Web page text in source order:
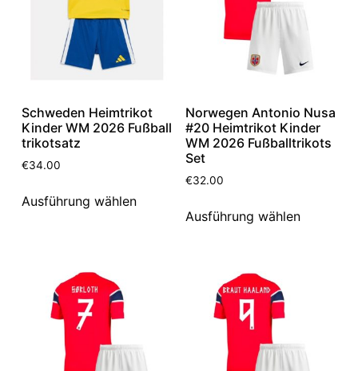
Schweden Heimtrikot
Kinder WM 2026 Fußball
trikotsatz
€34.00
Ausführung wählen
Norwegen Antonio Nusa
#20 Heimtrikot Kinder
WM 2026 Fußballtrikots
Set
€32.00
Ausführung wählen